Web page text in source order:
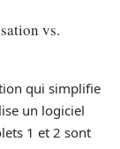
vs.
qui simplifie
un logiciel
1 et 2 sont